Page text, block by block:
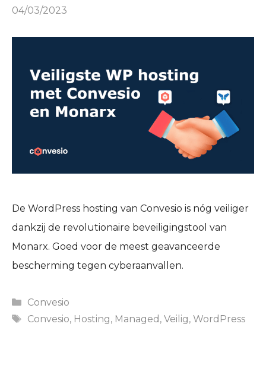
04/03/2023
De WordPress hosting van Convesio is nóg veiliger
dankzij de revolutionaire beveiligingstool van
Monarx. Goed voor de meest geavanceerde
bescherming tegen cyberaanvallen.
Categories
Convesio
Tags
Convesio, Hosting, Managed , Veilig, WordPress